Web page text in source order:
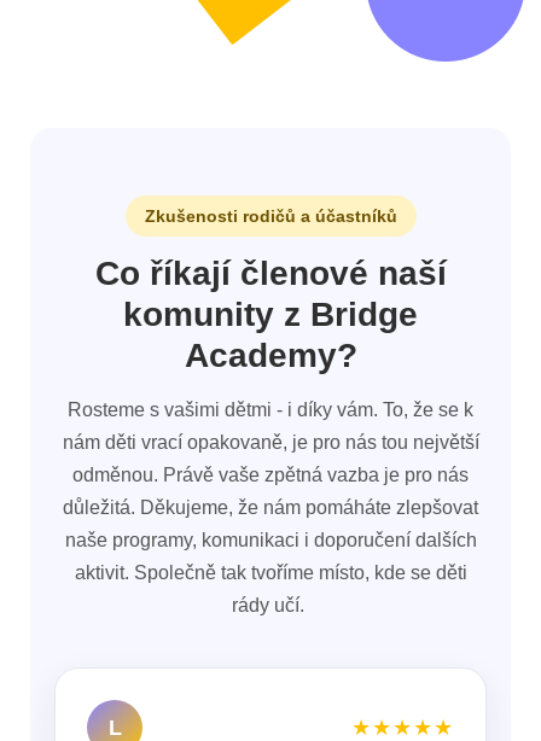
Zkušenosti rodičů a účastníků
Co říkají členové naší
komunity z Bridge
Academy?
Rosteme s vašimi dětmi - i díky vám. To, že se k
nám děti vrací opakovaně, je pro nás tou největší
odměnou. Právě vaše zpětná vazba je pro nás
důležitá. Děkujeme, že nám pomáháte zlepšovat
naše programy, komunikaci i doporučení dalších
aktivit. Společně tak tvoříme místo, kde se děti
rády učí.
L ★★★★★